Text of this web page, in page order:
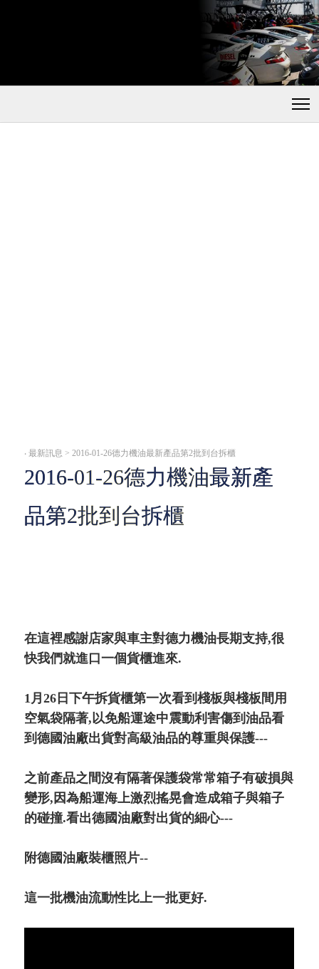
‧最新訊息 > 2016-01-26德力機油最新產品第2批到台拆櫃
2016-01-26德力機油最新產
品第2批到台拆櫃
在這裡感謝店家與車主對德力機油長期支持,很
快我們就進口一個貨櫃進來.
1月26日下午拆貨櫃第一次看到棧板與棧板間用
空氣袋隔著,以免船運途中震動利害傷到油品看
到德國油廠出貨對高級油品的尊重與保護---
之前產品之間沒有隔著保護袋常常箱子有破損與
變形,因為船運海上激烈搖晃會造成箱子與箱子
的碰撞.看出德國油廠對出貨的細心---
附德國油廠裝櫃照片--
這一批機油流動性比上一批更好.